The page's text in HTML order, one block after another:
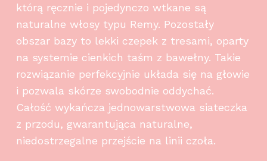
którą ręcznie i pojedynczo wtkane są
naturalne włosy typu Remy. Pozostały
obszar bazy to lekki czepek z tresami, oparty
na systemie cienkich taśm z bawełny. Takie
rozwiązanie perfekcyjnie układa się na głowie
i pozwala skórze swobodnie oddychać.
Całość wykańcza jednowarstwowa siateczka
z przodu, gwarantująca naturalne,
niedostrzegalne przejście na linii czoła.